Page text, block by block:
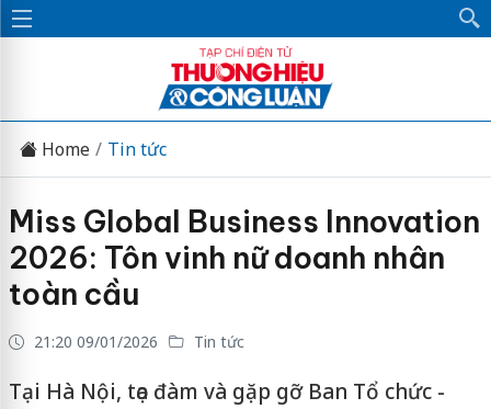
Home Tin tức
Miss Global Business Innovation
2026: Tôn vinh nữ doanh nhân
toàn cầu
21:20 09/01/2026 Tin tức
Tại Hà Nội, tọa đàm và gặp gỡ Ban Tổ chức -